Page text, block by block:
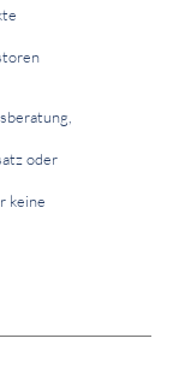
oder
keine